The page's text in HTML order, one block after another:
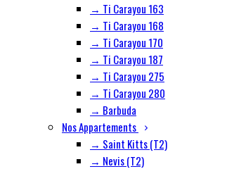
→ Ti Carayou 163
→ Ti Carayou 168
→ Ti Carayou 170
→ Ti Carayou 187
→ Ti Carayou 275
→ Ti Carayou 280
→ Barbuda
Nos Appartements
→ Saint Kitts (T2)
→ Nevis (T2)